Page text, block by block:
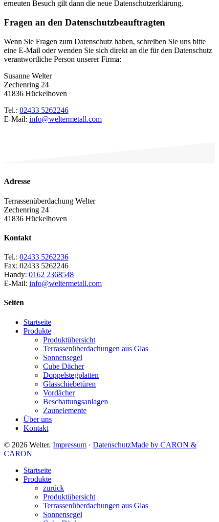
erneuten Besuch gilt dann die neue Datenschutzerklärung.
Fragen an den Datenschutzbeauftragten
Wenn Sie Fragen zum Datenschutz haben, schreiben Sie uns bitte
eine E-Mail oder wenden Sie sich direkt an die für den Datenschutz
verantwortliche Person unserer Firma:
Susanne Welter
Zechenring 24
41836 Hückelhoven
Tel.: 02433 5262246
E-Mail: info@weltermetall.com
Adresse
Terrassenüberdachung Welter
Zechenring 24
41836 Hückelhoven
Kontakt
Tel.: 02433 5262236
Fax: 02433 5262246
Handy: 0162 2368548
E-Mail: info@weltermetall.com
Seiten
Startseite
Produkte
Produktübersicht
Terrassenüberdachungen aus Glas
Sonnensegel
Cube Dächer
Doppelstegplatten
Glasschiebetüren
Vordächer
Beschattungsanlagen
Zaunelemente
Über uns
Kontakt
© 2026 Welter. Impressum · DatenschutzMade by CARON &
CARON
Close
Menu
Startseite
Produkte
zurück
Produktübersicht
Terrassenüberdachungen aus Glas
Sonnensegel